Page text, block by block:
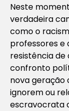
Neste
verdadeira
como o
professores e
resistência
confronto
nova geração
ignorem ou
escravocrata